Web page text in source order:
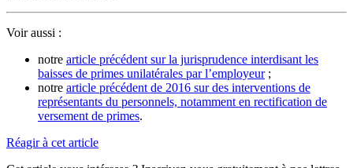
Voir aussi :
notre article précédent sur la jurisprudence interdisant les
baisses de primes unilatérales par l’employeur;
notre article précédent de 2016 sur des interventions de
représentants du personnels, notamment en rectification de
versement de primes.
Réagir à cet article